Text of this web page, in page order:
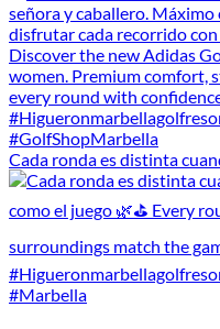
Cada ronda es distinta